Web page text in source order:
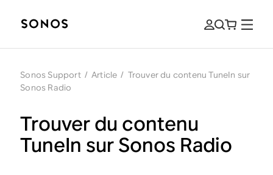
Sonos Support / Article / Trouver du contenu TuneIn sur
Sonos Radio
Trouver du contenu
TuneIn sur Sonos Radio